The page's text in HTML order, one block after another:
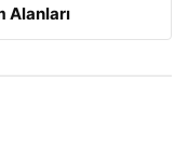
Alanları